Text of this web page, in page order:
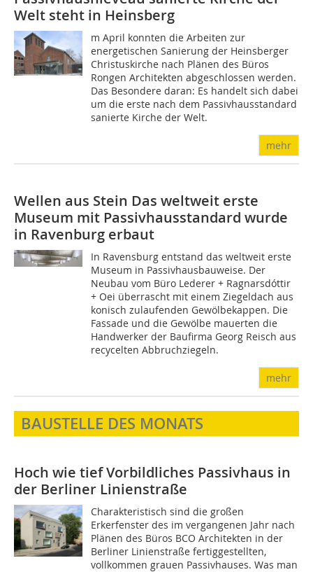
Welt steht in Heinsberg
m April konnten die Arbeiten zur
energetischen Sanierung der Heinsberger
Christuskirche nach Plänen des Büros
Rongen Architekten abgeschlossen werden.
Das Besondere daran: Es handelt sich dabei
um die erste nach dem Passivhausstandard
sanierte Kirche der Welt.
mehr
Wellen aus Stein Das weltweit erste
Museum mit Passivhausstandard wurde
in Ravenburg erbaut
In Ravensburg entstand das weltweit erste
Museum in Passivhausbauweise. Der
Neubau vom Büro Lederer + Ragnarsdóttir
+ Oei überrascht mit einem Ziegeldach aus
konisch zulaufenden Gewölbekappen. Die
Fassade und die Gewölbe mauerten die
Handwerker der Baufirma Georg Reisch aus
recycelten Abbruchziegeln.
mehr
BAUSTELLE DES MONATS
Hoch wie tiefVorbildliches Passivhaus in
der Berliner Linienstraße
Charakteristisch sind die großen
Erkerfenster des im vergangenen Jahr nach
Plänen des Büros BCO Architekten in der
Berliner Linienstraße fertiggestellten,
vollkommen grauen Passivhauses. Was man